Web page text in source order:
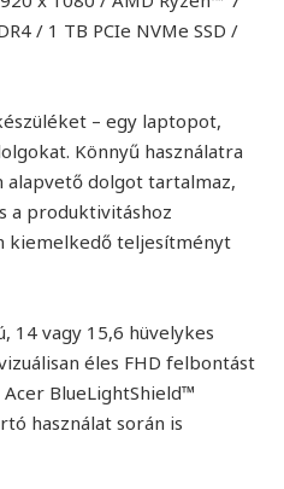
/ 1 TB PCIe NVMe SSD /
– egy laptopot,
Könnyű használatra
dolgot tartalmaz,
a produktivitáshoz
kiemelkedő teljesítményt
14 vagy 15,6 hüvelykes
éles FHD felbontást
BlueLightShield™
használat során is